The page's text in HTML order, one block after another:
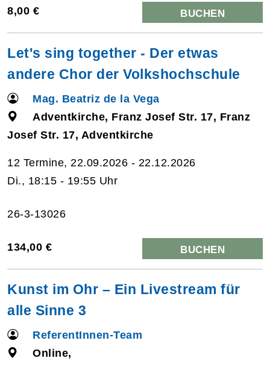
8,00 € BUCHEN
Let's sing together - Der etwas
andere Chor der Volkshochschule
Mag. Beatriz de la Vega
Adventkirche, Franz Josef Str. 17, Franz
Josef Str. 17, Adventkirche
12 Termine, 22.09.2026 - 22.12.2026
Di., 18:15 - 19:55 Uhr
26-3-13026
134,00 € BUCHEN
Kunst im Ohr – Ein Livestream für
alle Sinne 3
ReferentInnen-Team
Online,